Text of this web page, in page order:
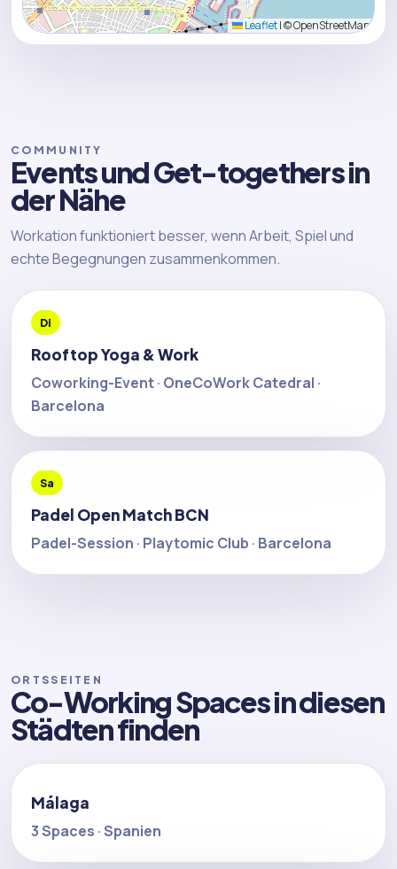
Leaflet|© OpenStreetMap
COMMUNITY
Events und Get-togethers in
der Nähe
Workation funktioniert besser, wenn Arbeit, Spiel und
echte Begegnungen zusammenkommen.
Di
Rooftop Yoga & Work
Coworking-Event · OneCoWork Catedral ·
Barcelona
Sa
Padel Open Match BCN
Padel-Session · Playtomic Club · Barcelona
ORTSSEITEN
Co-Working Spaces in diesen
Städten finden
Málaga
3 Spaces · Spanien